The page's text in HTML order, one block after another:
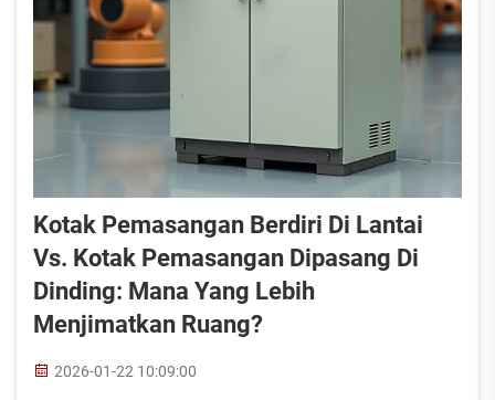
Kotak Pemasangan Berdiri Di Lantai
Vs. Kotak Pemasangan Dipasang Di
Dinding: Mana Yang Lebih
Menjimatkan Ruang?
2026-01-22 10:09:00